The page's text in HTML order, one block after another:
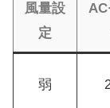
風量設
定
AC
弱